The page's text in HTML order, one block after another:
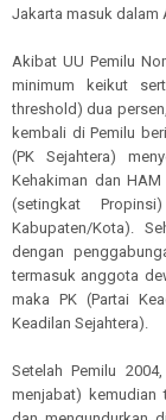
Jakarta masuk dalam
Akibat UU Pemilu
minimum keikut
threshold) dua
kembali di Pemilu
(PK Sejahtera)
Kehakiman dan
(setingkat
Kabupaten/Kota).
dengan
termasuk anggota
maka PK (Partai
Keadilan Sejahtera).
Setelah Pemilu
menjabat) kemudian